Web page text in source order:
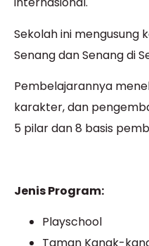
Sekolah ini mengusung
Senang dan Senang di
Pembelajarannya
karakter, dan
5 pilar dan 8 basis
Jenis Program:
Playschool